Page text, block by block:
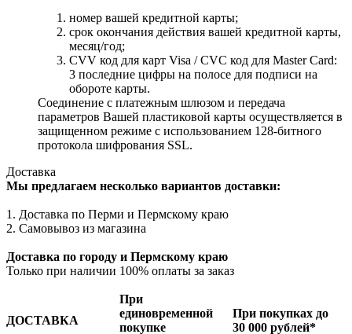
номер вашей кредитной карты;
cрок окончания действия вашей кредитной карты,
месяц/год;
CVV код для карт Visa / CVC код для Master Card:
3 последние цифры на полосе для подписи на
обороте карты.
Соединение с платежным шлюзом и передача
параметров Вашей пластиковой карты осуществляется в
защищенном режиме с использованием 128-битного
протокола шифрования SSL.
Доставка
Мы предлагаем несколько вариантов доставки:
1. Доставка по Перми и Пермскому краю
2. Самовывоз из магазина
Доставка по городу и Пермскому краю
Только при наличии 100% оплаты за заказ
ДОСТАВКА
При
единовременной
покупке
При покупках до
30 000 рублей*